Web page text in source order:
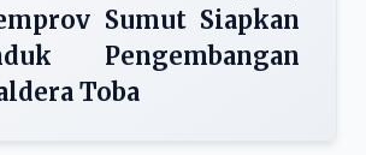
Sumut Siapkan
Pengembangan
Toba